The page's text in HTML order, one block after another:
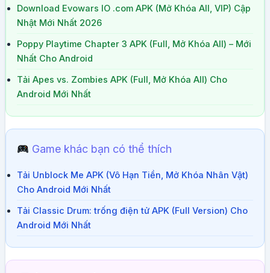
Download Evowars IO .com APK (Mở Khóa All, VIP) Cập
Nhật Mới Nhất 2026
Poppy Playtime Chapter 3 APK (Full, Mở Khóa All) – Mới
Nhất Cho Android
Tải Apes vs. Zombies APK (Full, Mở Khóa All) Cho
Android Mới Nhất
Game khác bạn có thể thích
Tải Unblock Me APK (Vô Hạn Tiền, Mở Khóa Nhân Vật)
Cho Android Mới Nhất
Tải Classic Drum: trống điện tử APK (Full Version) Cho
Android Mới Nhất